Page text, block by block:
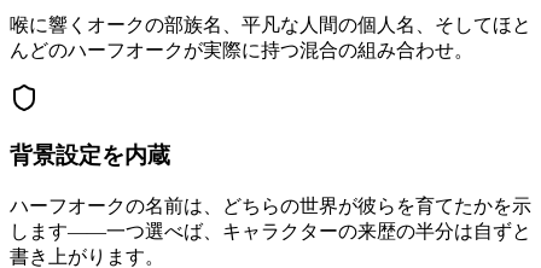
喉に響くオークの部族名、平凡な人間の個人名、そしてほと
んどのハーフオークが実際に持つ混合の組み合わせ。
背景設定を内蔵
ハーフオークの名前は、どちらの世界が彼らを育てたかを示
します——一つ選べば、キャラクターの来歴の半分は自ずと
書き上がります。